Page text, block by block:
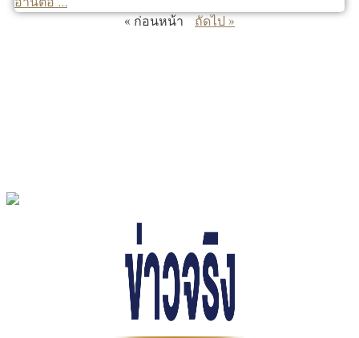
« ก่อนหน้า
ถัดไป »